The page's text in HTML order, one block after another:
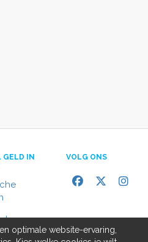
GELD IN
VOLG ONS
optimale website-ervaring,